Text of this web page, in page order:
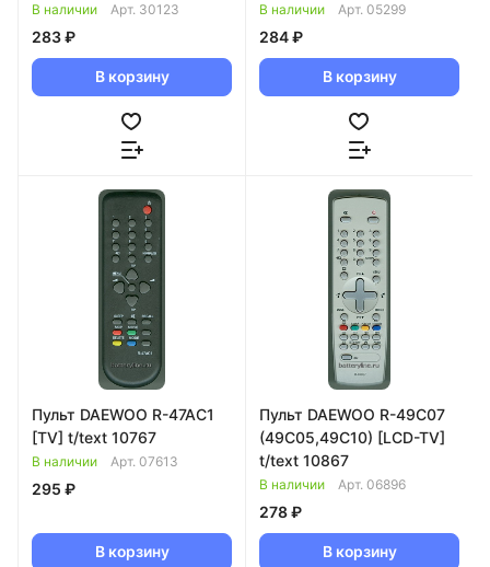
В наличии Арт. 30123
283 ₽
В корзину
В наличии Арт. 05299
284 ₽
В корзину
Пульт DAEWOO R-47AC1
[TV] t/text 10767
В наличии Арт. 07613
295 ₽
В корзину
Пульт DAEWOO R-49C07
(49C05,49C10) [LCD-TV]
t/text 10867
В наличии Арт. 06896
278 ₽
В корзину